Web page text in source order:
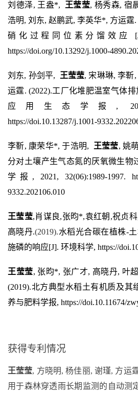
刘德泽, 王盎*, 王莹莹, 杨秀森, 宿
浩明, 刘东, 赵鹏武, 李英华*, 方运霆
硝化过程同位素分馏效应
https://doi.org/10.13292/j.1000-
刘东, 孙剑平, 王莹莹, 宋琳琳,李靳,
运霆. (2022).工厂化堆肥温室气体
应用生态学报 ,
https://doi.10.13287/j.1001-
李靳, 康荣华*,于浩明, 王莹莹, 姚萌
分对土壤产生气态氮的厌氧微生物
学报 , 2021, 32(06):1989-1997.
9332.202106.010
王莹莹,肖谋良,张昀*,袁红朝 ,祝贞科
高晓丹.(2019).水稻光合碳在植株-
施磷的响应[J]. 环境科学, https://
王莹莹, 张昀*, 张广才, 高晓丹, 叶超
(2019).北方典型水稻土有机质及其
养与肥料学报, https://doi.10.11674/
获得专利情况
王莹莹, 方晓明,杨佳丽, 谢瑾, 方运
用于森林穿透雨长期监测的自动测